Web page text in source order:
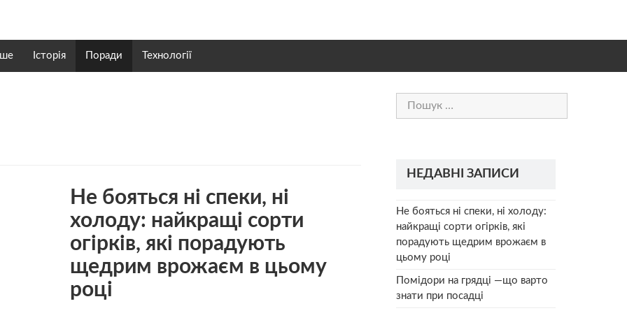
Історія Поради Технології
Не бояться ні спеки, ні
холоду: найкращі сорти
огірків, які порадують
щедрим врожаєм в цьому
році
Пошук:
НЕДАВНІ ЗАПИСИ
Не бояться ні спеки, ні холоду:
найкращі сорти огірків, які
порадують щедрим врожаєм в
цьому році
Помідори на грядці —що варто
знати при посадці